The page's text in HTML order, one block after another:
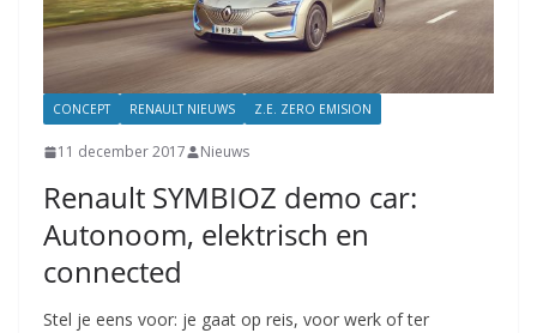
CONCEPT RENAULT NIEUWS Z.E. ZERO EMISION
11 december 2017 Nieuws
Renault SYMBIOZ demo car:
Autonoom, elektrisch en
connected
Stel je eens voor: je gaat op reis, voor werk of ter